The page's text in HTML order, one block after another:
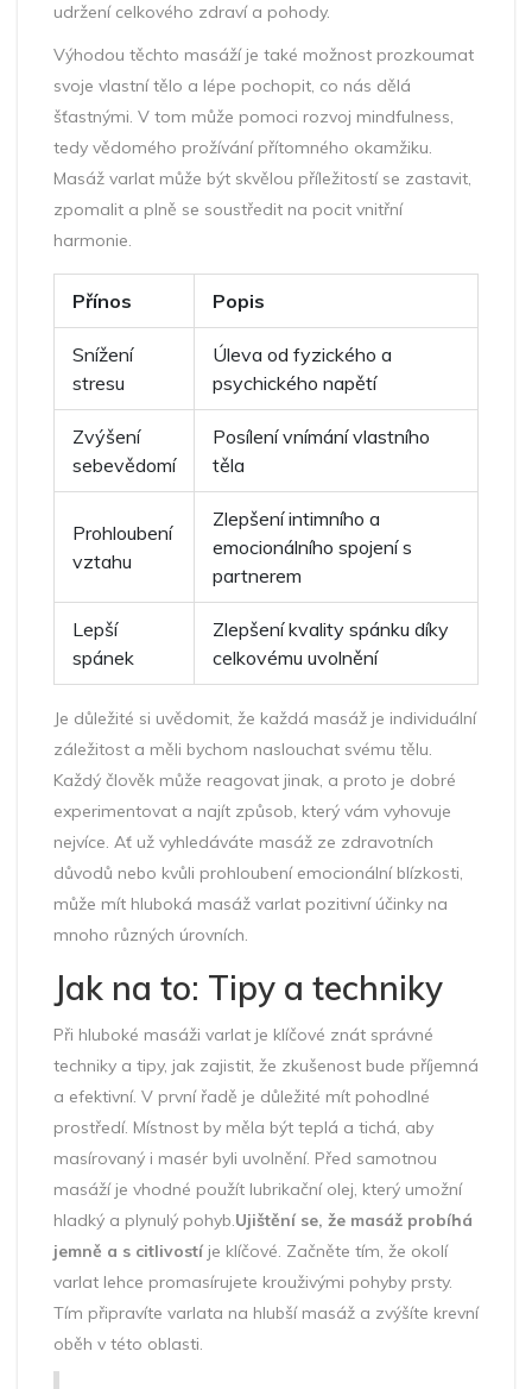
udržení celkového zdraví a pohody.
Výhodou těchto masáží je také možnost prozkoumat
svoje vlastní tělo a lépe pochopit, co nás dělá
šťastnými. V tom může pomoci rozvoj mindfulness,
tedy vědomého prožívání přítomného okamžiku.
Masáž varlat může být skvělou příležitostí se zastavit,
zpomalit a plně se soustředit na pocit vnitřní
harmonie.
Přínos Popis
Snížení
stresu
Úleva od fyzického a
psychického napětí
Zvýšení
sebevědomí
Posílení vnímání vlastního
těla
Prohloubení
vztahu
Zlepšení intimního a
emocionálního spojení s
partnerem
Lepší
spánek
Zlepšení kvality spánku díky
celkovému uvolnění
Je důležité si uvědomit, že každá masáž je individuální
záležitost a měli bychom naslouchat svému tělu.
Každý člověk může reagovat jinak, a proto je dobré
experimentovat a najít způsob, který vám vyhovuje
nejvíce. Ať už vyhledáváte masáž ze zdravotních
důvodů nebo kvůli prohloubení emocionální blízkosti,
může mít hluboká masáž varlat pozitivní účinky na
mnoho různých úrovních.
Jak na to: Tipy a techniky
Při hluboké masáži varlat je klíčové znát správné
techniky a tipy, jak zajistit, že zkušenost bude příjemná
a efektivní. V první řadě je důležité mít pohodlné
prostředí. Místnost by měla být teplá a tichá, aby
masírovaný i masér byli uvolnění. Před samotnou
masáží je vhodné použít lubrikační olej, který umožní
hladký a plynulý pohyb.Ujištění se, že masáž probíhá
jemně a s citlivostí je klíčové. Začněte tím, že okolí
varlat lehce promasírujete krouživými pohyby prsty.
Tím připravíte varlata na hlubší masáž a zvýšíte krevní
oběh v této oblasti.